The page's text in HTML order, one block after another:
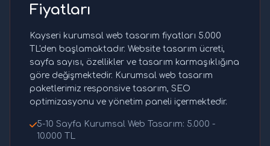
Fiyatları
Kayseri kurumsal web tasarım fiyatları 5.000
TL'den başlamaktadır. Website tasarım ücreti,
sayfa sayısı, özellikler ve tasarım karmaşıklığına
göre değişmektedir. Kurumsal web tasarım
paketlerimiz responsive tasarım, SEO
optimizasyonu ve yönetim paneli içermektedir.
5-10 Sayfa Kurumsal Web Tasarım: 5.000 -
10.000 TL